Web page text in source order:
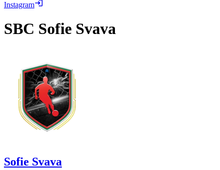
Instagram
SBC Sofie Svava
Sofie Svava